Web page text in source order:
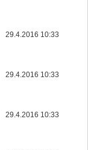
29.4.2016 10:33
29.4.2016 10:33
29.4.2016 10:33